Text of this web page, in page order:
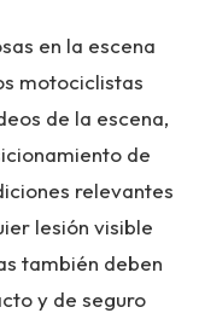
en la escena
motociclistas
de la escena,
de
relevantes
lesión visible
también deben
y de seguro